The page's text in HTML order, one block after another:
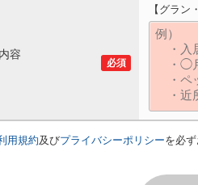
必須
内容
【グラン
用規約及びプライバシーポリシーを必